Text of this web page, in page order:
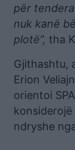
për
nuk kanë
plotë”, tha
Gjithashtu,
Erion
orientoi
ndryshe